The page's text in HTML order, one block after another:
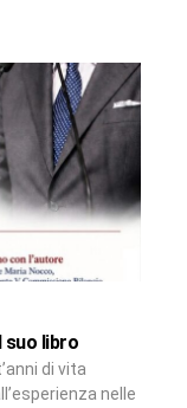
suo libro
di vita
nelle